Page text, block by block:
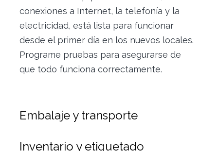
conexiones a Internet, la telefonía y la
electricidad, está lista para funcionar
desde el primer día en los nuevos locales.
Programe pruebas para asegurarse de
que todo funciona correctamente.
Embalaje y transporte
Inventario y etiquetado